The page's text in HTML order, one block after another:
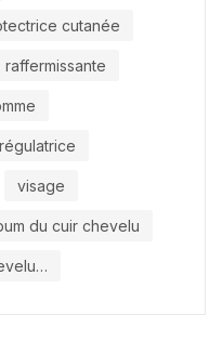
cutanée
raffermissante
visage
du cuir chevelu